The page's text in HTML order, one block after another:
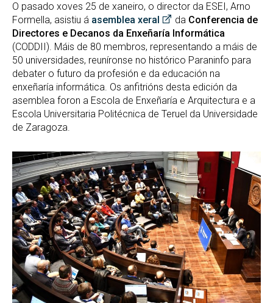
O pasado xoves 25 de xaneiro, o director da ESEI, Arno
Formella, asistiu á asemblea xeral da Conferencia de
Directores e Decanos da Enxeñaría Informática
(CODDII). Máis de 80 membros, representando a máis de
50 universidades, reuníronse no histórico Paraninfo para
debater o futuro da profesión e da educación na
enxeñaría informática. Os anfitrións desta edición da
asemblea foron a Escola de Enxeñaría e Arquitectura e a
Escola Universitaria Politécnica de Teruel da Universidade
de Zaragoza.